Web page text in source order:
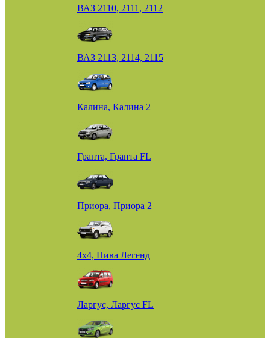
ВАЗ 2110, 2111, 2112
ВАЗ 2113, 2114, 2115
Калина, Калина 2
Гранта, Гранта FL
Приора, Приора 2
4х4, Нива Легенд
Ларгус, Ларгус FL